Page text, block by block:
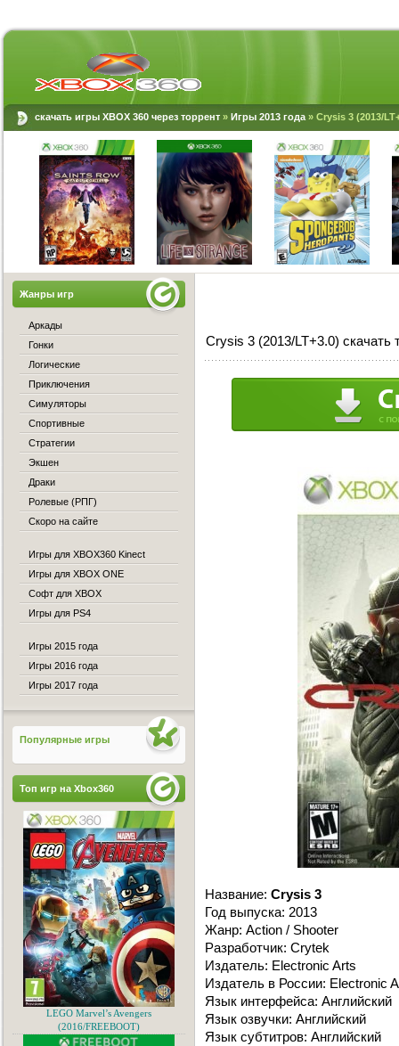
скачать игры XBOX 360 через торрент » Игры 2013 года » Crysis 3 (2013/
Crysis 3 (2013/LT+3.0) скачать
Название: Crysis 3
Год выпуска: 2013
Жанр: Action / Shooter
Разработчик: Crytek
Издатель: Electronic Arts
Издатель в России: Electronic
Язык интерфейса: Английский
Язык озвучки: Английский
Язык cубтитров: Английский
Жанры игр
Аркады
Гонки
Логические
Приключения
Симуляторы
Спортивные
Стратегии
Экшен
Драки
Ролевые (РПГ)
Скоро на сайте
Игры для XBOX360 Kinect
Игры для XBOX ONE
Софт для XBOX
Игры для PS4
Игры 2015 года
Игры 2016 года
Игры 2017 года
Популярные игры
Топ игр на Xbox360
LEGO Marvel’s Avengers
(2016/FREEBOOT)